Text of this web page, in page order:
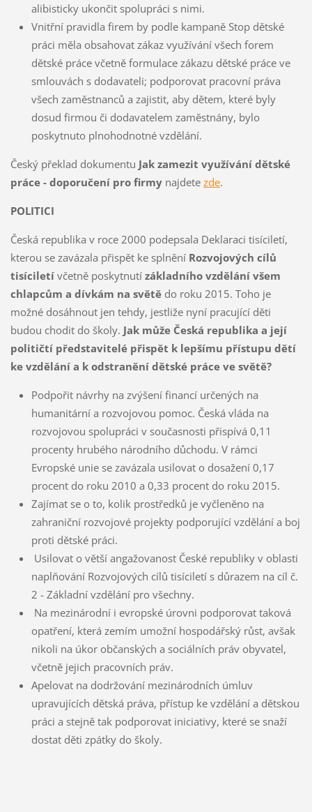
alibisticky ukončit spolupráci s nimi.
Vnitřní pravidla firem by podle kampaně Stop dětské
práci měla obsahovat zákaz využívání všech forem
dětské práce včetně formulace zákazu dětské práce ve
smlouvách s dodavateli; podporovat pracovní práva
všech zaměstnanců a zajistit, aby dětem, které byly
dosud firmou či dodavatelem zaměstnány, bylo
poskytnuto plnohodnotné vzdělání.
Český překlad dokumentu Jak zamezit využívání dětské
práce - doporučení pro firmynajdete zde.
POLITICI
Česká republika v roce 2000 podepsala Deklaraci tisíciletí,
kterou se zavázala přispět ke splnění Rozvojových cílů
tisíciletívčetně poskytnutí základního vzdělání všem
chlapcům a dívkám na světědo roku 2015. Toho je
možné dosáhnout jen tehdy, jestliže nyní pracující děti
budou chodit do školy. Jak může Česká republika a její
političtí představitelé přispět k lepšímu přístupu dětí
ke vzdělání a k odstranění dětské práce ve světě?
Podpořit návrhy na zvýšení financí určených na
humanitární a rozvojovou pomoc. Česká vláda na
rozvojovou spolupráci v současnosti přispívá 0,11
procenty hrubého národního důchodu. V rámci
Evropské unie se zavázala usilovat o dosažení 0,17
procent do roku 2010 a 0,33 procent do roku 2015.
Zajímat se o to, kolik prostředků je vyčleněno na
zahraniční rozvojové projekty podporující vzdělání a boj
proti dětské práci.
Usilovat o větší angažovanost České republiky v oblasti
naplňování Rozvojových cílů tisíciletí s důrazem na cíl č.
2 - Základní vzdělání pro všechny.
Na mezinárodní i evropské úrovni podporovat taková
opatření, která zemím umožní hospodářský růst, avšak
nikoli na úkor občanských a sociálních práv obyvatel,
včetně jejich pracovních práv.
Apelovat na dodržování mezinárodních úmluv
upravujících dětská práva, přístup ke vzdělání a dětskou
práci a stejně tak podporovat iniciativy, které se snaží
dostat děti zpátky do školy.